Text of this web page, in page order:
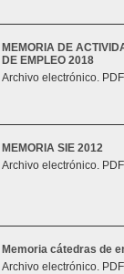
MEMORIA DE
DE EMPLEO 2018
Archivo electrónico.
MEMORIA SIE 2012
Archivo electrónico.
Memoria cátedras de
Archivo electrónico.